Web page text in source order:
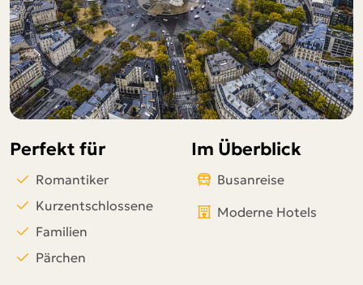
Perfekt für
Romantiker
Kurzentschlossene
Familien
Pärchen
Im Überblick
Busanreise
Moderne Hotels
Telegram
per E-Mail senden